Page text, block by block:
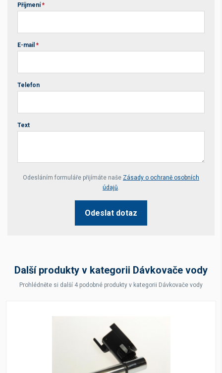
Příjmení *
E-mail *
Telefon
Text
Your website *
Odesláním formuláře přijímáte naše Zásady o ochraně osobních
údajů.
Odeslat dotaz
Další produkty v kategorii Dávkovače vody
Prohlédněte si další 4 podobné produkty v kategorii Dávkovače vody